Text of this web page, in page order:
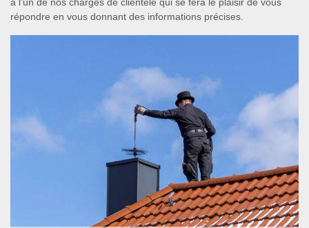
répondre en vous donnant des informations précises.